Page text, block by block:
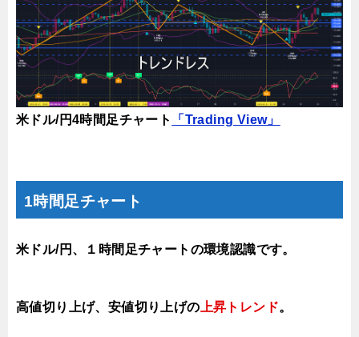
米ドル/円4時間足チャート 「Trading View」
1時間足チャート
米ドル/円、１時間足チャートの環境認識です。
高値切り上げ、安値切り上げの 上昇トレンド。